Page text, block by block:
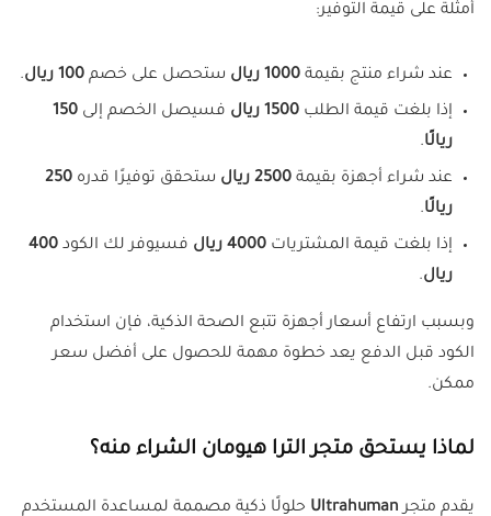
أمثلة على قيمة التوفير:
عند شراء منتج بقيمة 1000 ريال ستحصل على خصم 100 ريال .
إذا بلغت قيمة الطلب 1500 ريال فسيصل الخصم إلى 150
ريالًا.
عند شراء أجهزة بقيمة 2500 ريال ستحقق توفيرًا قدره 250
ريالًا.
إذا بلغت قيمة المشتريات 4000 ريال فسيوفر لك الكود 400
ريال.
وبسبب ارتفاع أسعار أجهزة تتبع الصحة الذكية، فإن استخدام
الكود قبل الدفع يعد خطوة مهمة للحصول على أفضل سعر
ممكن.
لماذا يستحق متجر الترا هيومان الشراء منه؟
يقدم متجرUltrahuman حلولًا ذكية مصممة لمساعدة المستخدم